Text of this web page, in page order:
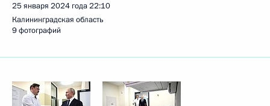
25 января 2024 года22:10
Калининградская область
9 фотографий